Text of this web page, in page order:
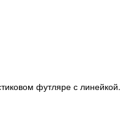
футляре с линейкой.